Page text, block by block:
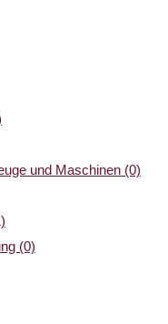
und Maschinen (0)
(0)